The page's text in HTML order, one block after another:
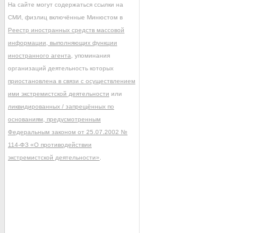
На сайте могут содержаться ссылки на
СМИ, физлиц включённые Минюстом в
Реестр иностранных средств массовой
информации, выполняющих функции
иностранного агента , упоминания
организаций деятельность которых
приостановлена в связи с осуществлением
ими экстремистской деятельности или
ликвидированных / запрещённых по
основаниям, предусмотренным
Федеральным законом от 25.07.2002 №
114-ФЗ «О противодействии
экстремистской деятельности»